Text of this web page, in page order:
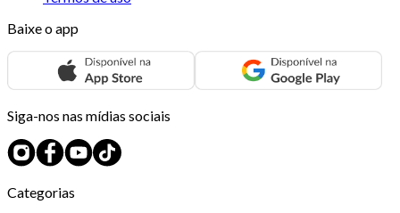
Baixe o app
Siga-nos nas mídias sociais
Categorias